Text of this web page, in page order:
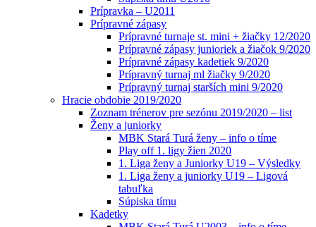
Prípravka – U2011
Prípravné zápasy
Prípravné turnaje st. mini + žiačky 12/2020
Prípravné zápasy junioriek a žiačok 9/2020
Prípravné zápasy kadetiek 9/2020
Prípravný turnaj ml žiačky 9/2020
Prípravný turnaj starších mini 9/2020
Hracie obdobie 2019/2020
Zoznam trénerov pre sezónu 2019/2020 – list
Ženy a juniorky
MBK Stará Turá ženy – info o tíme
Play off 1. ligy žien 2020
1. Liga ženy a Juniorky U19 – Výsledky
1. Liga ženy a juniorky U19 – Ligová
tabuľka
Súpiska tímu
Kadetky